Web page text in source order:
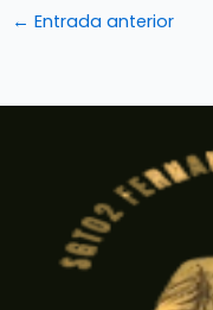
← Entrada anterior